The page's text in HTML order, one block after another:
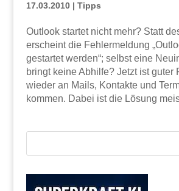
17.03.2010| Tipps
Outlook startet nicht mehr? Statt
erscheint die Fehlermeldung
gestartet werden“; selbst eine
bringt keine Abhilfe? Jetzt ist guter
wieder an Mails, Kontakte und
kommen. Dabei ist die Lösung